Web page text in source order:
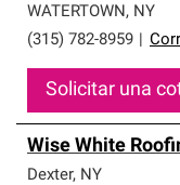
que cumplen con
de profesionalismo
WATERTOWN, NY
(315) 782-8959
Solicitar una
Wise White
Dexter, NY